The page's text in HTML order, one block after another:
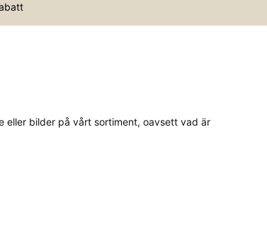
eller bilder på vårt sortiment, oavsett vad är